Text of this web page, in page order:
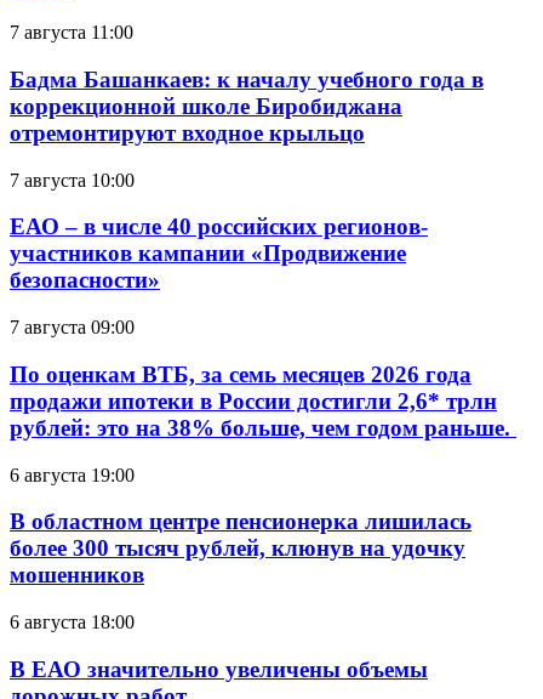
7 августа 11:00
Бадма Башанкаев: к началу учебного года в
коррекционной школе Биробиджана
отремонтируют входное крыльцо
7 августа 10:00
ЕАО – в числе 40 российских регионов-
участников кампании «Продвижение
безопасности»
7 августа 09:00
По оценкам ВТБ, за семь месяцев 2026 года
продажи ипотеки в России достигли 2,6* трлн
рублей: это на 38% больше, чем годом раньше.
6 августа 19:00
В областном центре пенсионерка лишилась
более 300 тысяч рублей, клюнув на удочку
мошенников
6 августа 18:00
В ЕАО значительно увеличены объемы